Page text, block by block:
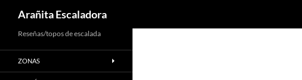
to
content
Arañita Escaladora
Reseñas/topos de escalada
ZONAS